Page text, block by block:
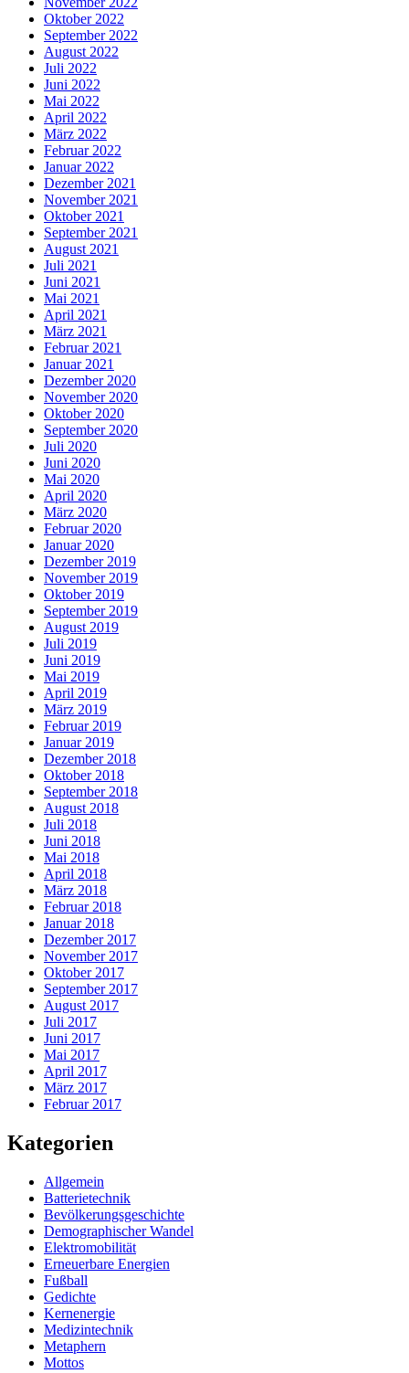
Oktober 2022
September 2022
August 2022
Juli 2022
Juni 2022
Mai 2022
April 2022
März 2022
Februar 2022
Januar 2022
Dezember 2021
November 2021
Oktober 2021
September 2021
August 2021
Juli 2021
Juni 2021
Mai 2021
April 2021
März 2021
Februar 2021
Januar 2021
Dezember 2020
November 2020
Oktober 2020
September 2020
Juli 2020
Juni 2020
Mai 2020
April 2020
März 2020
Februar 2020
Januar 2020
Dezember 2019
November 2019
Oktober 2019
September 2019
August 2019
Juli 2019
Juni 2019
Mai 2019
April 2019
März 2019
Februar 2019
Januar 2019
Dezember 2018
Oktober 2018
September 2018
August 2018
Juli 2018
Juni 2018
Mai 2018
April 2018
März 2018
Februar 2018
Januar 2018
Dezember 2017
November 2017
Oktober 2017
September 2017
August 2017
Juli 2017
Juni 2017
Mai 2017
April 2017
März 2017
Februar 2017
Kategorien
Allgemein
Batterietechnik
Bevölkerungsgeschichte
Demographischer Wandel
Elektromobilität
Erneuerbare Energien
Fußball
Gedichte
Kernenergie
Medizintechnik
Metaphern
Mottos